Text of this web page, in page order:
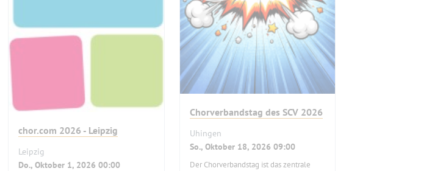
chor.com 2026 - Leipzig
Leipzig
Do., Oktober 1, 2026 00:00
Chorverbandstag des SCV 2026
Uhingen
So., Oktober 18, 2026 09:00
Der Chorverbandstag ist das zentrale